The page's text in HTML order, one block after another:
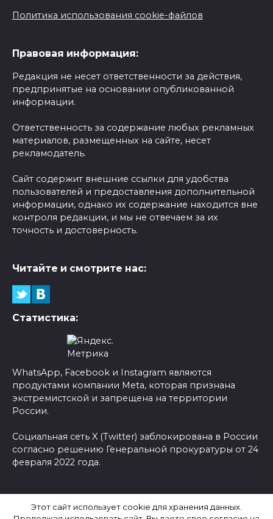
Политика использования cookie-файлов
Правовая информация:
Редакция не несет ответственности за действия,
предпринятые на основании опубликованной
информации.
Ответственность за содержание любых рекламных
материалов, размещенных на сайте, несет
рекламодатель.
Сайт содержит внешние ссылки для удобства
пользователей и предоставления дополнительной
информации, однако их содержание находится вне
контроля редакции, и мы не отвечаем за их
точность и достоверность.
Читайте и смотрите нас:
Статистика:
WhatsApp, Facebook и Instagram являются
продуктами компании Meta, которая признана
экстремистской и запрещена на территории
России.
Социальная сеть X (Twitter) заблокирована в России
согласно решению Генеральной прокуратуры от 24
февраля 2022 года.
Последние новости России
Этот сайт использует cookie для хранения данных.